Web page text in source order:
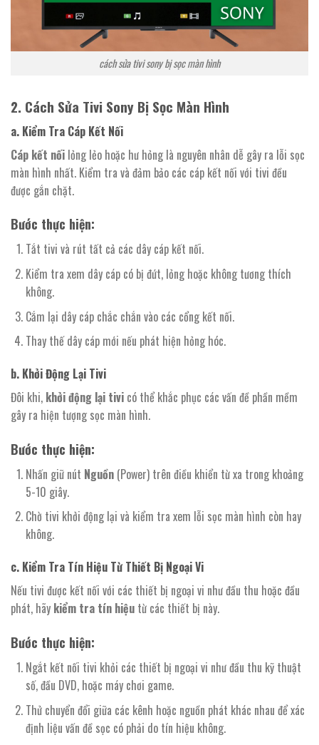
cách sửa tivi sony bị sọc màn hình
2. Cách Sửa Tivi Sony Bị Sọc Màn Hình
a. Kiểm Tra Cáp Kết Nối
Cáp kết nối lỏng lẻo hoặc hư hỏng là nguyên nhân dễ gây ra lỗi sọc
màn hình nhất. Kiểm tra và đảm bảo các cáp kết nối với tivi đều
được gắn chặt.
Bước thực hiện:
Tắt tivi và rút tất cả các dây cáp kết nối.
Kiểm tra xem dây cáp có bị đứt, lỏng hoặc không tương thích
không.
Cắm lại dây cáp chắc chắn vào các cổng kết nối.
Thay thế dây cáp mới nếu phát hiện hỏng hóc.
b. Khởi Động Lại Tivi
Đôi khi, khởi động lại tivi có thể khắc phục các vấn đề phần mềm
gây ra hiện tượng sọc màn hình.
Bước thực hiện:
Nhấn giữ nút Nguồn(Power) trên điều khiển từ xa trong khoảng
5-10 giây.
Chờ tivi khởi động lại và kiểm tra xem lỗi sọc màn hình còn hay
không.
c. Kiểm Tra Tín Hiệu Từ Thiết Bị Ngoại Vi
Nếu tivi được kết nối với các thiết bị ngoại vi như đầu thu hoặc đầu
phát, hãy kiểm tra tín hiệu từ các thiết bị này.
Bước thực hiện:
Ngắt kết nối tivi khỏi các thiết bị ngoại vi như đầu thu kỹ thuật
số, đầu DVD, hoặc máy chơi game.
Thử chuyển đổi giữa các kênh hoặc nguồn phát khác nhau để xác
định liệu vấn đề sọc có phải do tín hiệu không.